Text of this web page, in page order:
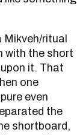
with the short
it. That
one
even
the
shortboard,